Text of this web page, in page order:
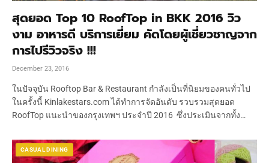
สุดยอด Top 10 RoofTop in BKK 2016 วิว
งาม อาหารดี บริการเยี่ยม คัดโดยผู้เชี่ยวชาญจาก
การไปรีวิวจริง !!!
December 23, 2016
ในปัจจุบัน Rooftop Bar & Restaurant กำลังเป็นที่นิยมของคนทั่วไป
ในครั้งนี้ Kinlakestars.com ได้ทำการจัดอันดับ รวบรวมสุดยอด
RoofTop แนะนำของกรุงเทพฯ ประจำปี 2016 ซึ่งประเมินจากทั้ง…
CASUAL DINING